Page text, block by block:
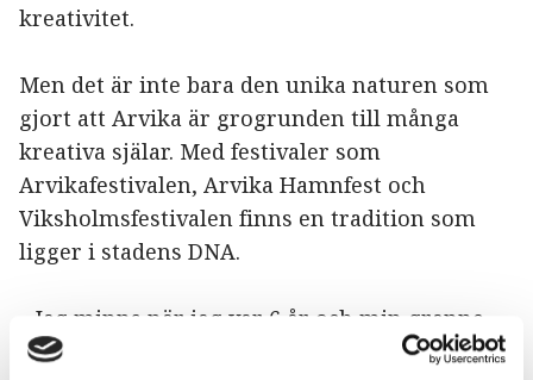
kreativitet.
Men det är inte bara den unika naturen som
gjort att Arvika är grogrunden till många
kreativa själar. Med festivaler som
Arvikafestivalen, Arvika Hamnfest och
Viksholmsfestivalen finns en tradition som
ligger i stadens DNA.
– Jag minns när jag var 6 år och min granne
frågade ”om jag skulle på den där festen i